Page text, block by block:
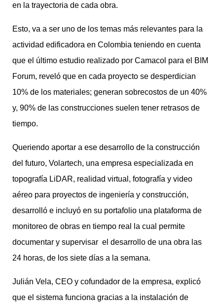
en la trayectoria de cada obra.
Esto, va a ser uno de los temas más relevantes para la
actividad edificadora en Colombia teniendo en cuenta
que el último estudio realizado por Camacol para el BIM
Forum, reveló que en cada proyecto se desperdician
10% de los materiales; generan sobrecostos de un 40%
y, 90% de las construcciones suelen tener retrasos de
tiempo.
Queriendo aportar a ese desarrollo de la construcción
del futuro, Volartech, una empresa especializada en
topografía LiDAR, realidad virtual, fotografía y video
aéreo para proyectos de ingeniería y construcción,
desarrolló e incluyó en su portafolio una plataforma de
monitoreo de obras en tiempo real la cual permite
documentar y supervisar el desarrollo de una obra las
24 horas, de los siete días a la semana.
Julián Vela, CEO y cofundador de la empresa, explicó
que el sistema funciona gracias a la instalación de